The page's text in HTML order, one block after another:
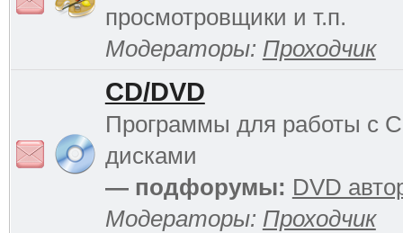
просмотровщики и т.п.
Модераторы: Проходчик
CD/DVD
Программы для работы с
дисками
— подфорумы: DVD
Модераторы: Проходчик